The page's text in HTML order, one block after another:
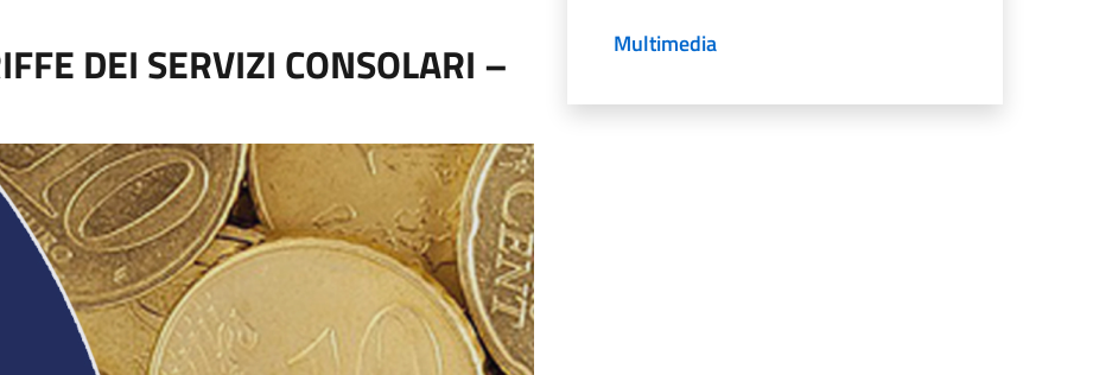
DEI SERVIZI CONSOLARI –
Multimedia